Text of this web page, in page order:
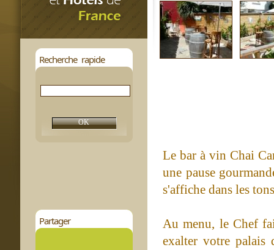
Recherche rapide
Partager
Le bar à vin Chai
une pause
s'affiche dans les
Au menu, le Chef
exalter votre palais